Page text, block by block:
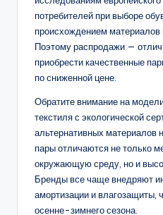
потребителей при выборе
происхождением материалов
Поэтому распродажи —
приобрести качественные
по сниженной цене.
Обратите внимание на
текстиля с экологической
альтернативных материалов
пары отличаются не только
окружающую среду, но и
Бренды все чаще внедряют
амортизации и влагозащиты,
осенне-зимнего сезона.